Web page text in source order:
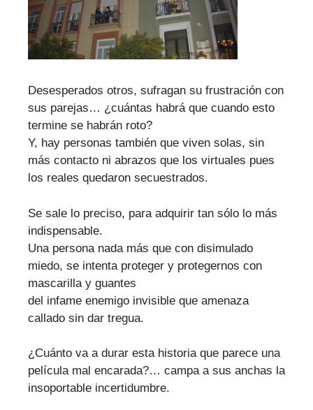
Desesperados otros, sufragan su frustración con
sus parejas… ¿cuántas habrá que cuando esto
termine se habrán roto?
Y, hay personas también que viven solas, sin
más contacto ni abrazos que los virtuales pues
los reales quedaron secuestrados.
Se sale lo preciso, para adquirir tan sólo lo más
indispensable.
Una persona nada más que con disimulado
miedo, se intenta proteger y protegernos con
mascarilla y guantes
del infame enemigo invisible que amenaza
callado sin dar tregua.
¿Cuánto va a durar esta historia que parece una
película mal encarada?… campa a sus anchas la
insoportable incertidumbre.